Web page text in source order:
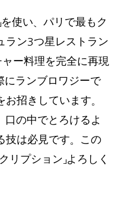
を使い、パリで最もク
ラン3つ星レストラン
ャー料理を完全に再現
にランブロワジーで
招きしています。
口の中でとろけるよ
技は必見です。この
リプション」よろしく